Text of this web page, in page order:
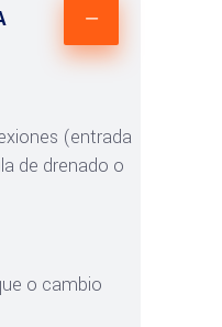
(entrada
de drenado o
o cambio